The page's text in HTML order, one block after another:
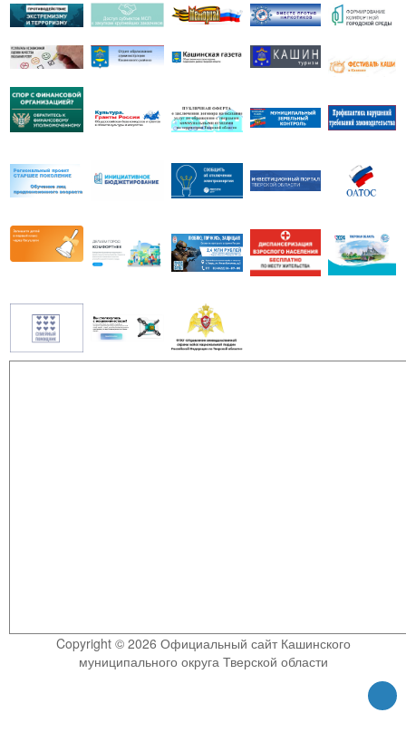
Copyright © 2026 Официальный сайт Кашинского
муниципального округа Тверской области